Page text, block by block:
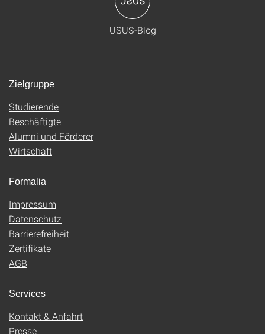
USUS-Blog
Zielgruppe
Studierende
Beschäftigte
Alumni und Förderer
Wirtschaft
Formalia
Impressum
Datenschutz
Barrierefreiheit
Zertifikate
AGB
Services
Kontakt & Anfahrt
Presse